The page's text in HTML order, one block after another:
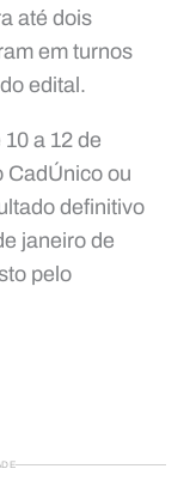
até dois
em turnos
edital.
a 12 de
CadÚnico ou
definitivo
janeiro de
pelo